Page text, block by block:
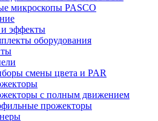
микроскопы PASCO
эффекты
оборудования
смены цвета и PAR
с полным движением
прожекторы